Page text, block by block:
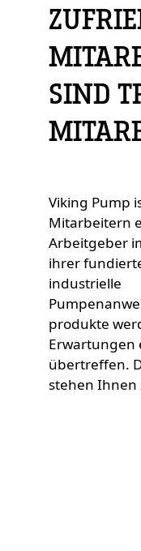
SIND
Viking Pump
Mitarbeitern
Arbeitgeber
ihrer
industrielle
produkte
Erwartungen
übertreffen.
stehen Ihnen